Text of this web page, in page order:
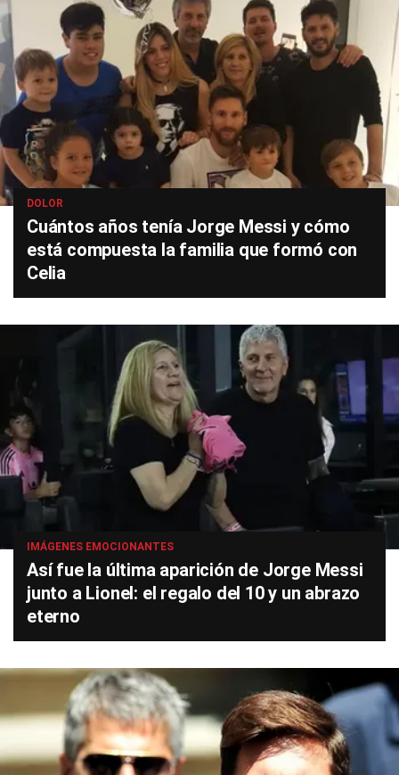
DOLOR
Cuántos años tenía Jorge Messi y cómo
está compuesta la familia que formó con
Celia
IMÁGENES EMOCIONANTES
Así fue la última aparición de Jorge Messi
junto a Lionel: el regalo del 10 y un abrazo
eterno